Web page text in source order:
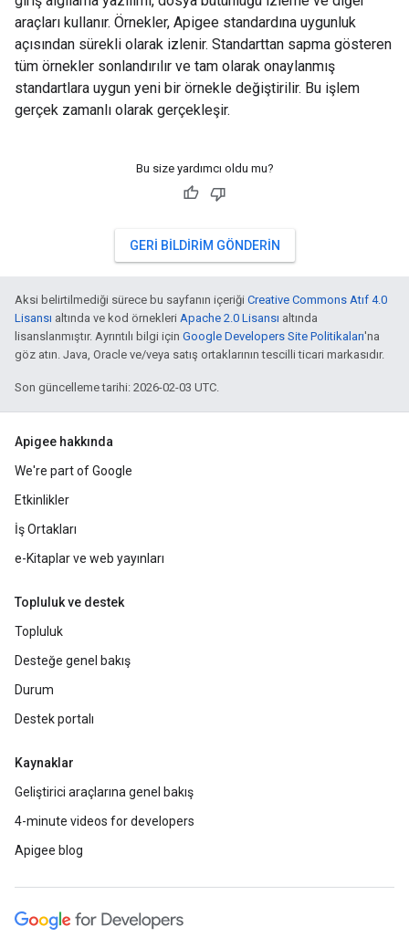
araçları kullanır. Örnekler, Apigee standardına uygunluk
açısından sürekli olarak izlenir. Standarttan sapma gösteren
tüm örnekler sonlandırılır ve tam olarak onaylanmış
standartlara uygun yeni bir örnekle değiştirilir. Bu işlem
gerçek zamanlı olarak gerçekleşir.
Bu size yardımcı oldu mu?
GERI BILDIRIM GÖNDERIN
Aksi belirtilmediği sürece bu sayfanın içeriği Creative Commons Atıf 4.0
Lisansı altında ve kod örnekleri Apache 2.0 Lisansı altında
lisanslanmıştır. Ayrıntılı bilgi için Google Developers Site Politikaları'na
göz atın. Java, Oracle ve/veya satış ortaklarının tescilli ticari markasıdır.
Son güncelleme tarihi: 2026-02-03 UTC.
Apigee hakkında
We're part of Google
Etkinlikler
İş Ortakları
e-Kitaplar ve web yayınları
Topluluk ve destek
Topluluk
Desteğe genel bakış
Durum
Destek portalı
Kaynaklar
Geliştirici araçlarına genel bakış
4-minute videos for developers
Apigee blog